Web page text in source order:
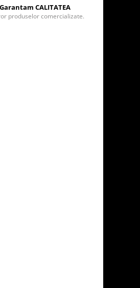
Garantam CALITATEA
produselor comercializate.